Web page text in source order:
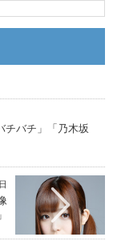
チバチ」「乃木坂